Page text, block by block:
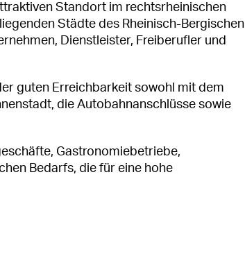
Standort im rechtsrheinischen
Städte des Rheinisch-Bergischen
Dienstleister, Freiberufler und
guten Erreichbarkeit sowohl mit dem
die Autobahnanschlüsse sowie
Gastronomiebetriebe,
Bedarfs, die für eine hohe